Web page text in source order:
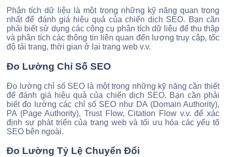
Phân tích dữ liệu là một trong những kỹ năng quan trọng
nhất để đánh giá hiệu quả của chiến dịch SEO. Bạn cần
phải biết sử dụng các công cụ phân tích dữ liệu để thu thập
và phân tích các thông tin liên quan đến lượng truy cập, tốc
độ tải trang, thời gian ở lại trang web v.v.
Đo Lường Chỉ Số SEO
Đo lường chỉ số SEO là một trong những kỹ năng cần thiết
để đánh giá hiệu quả của chiến dịch SEO. Bạn cần phải
biết đo lường các chỉ số SEO như DA (Domain Authority),
PA (Page Authority), Trust Flow, Citation Flow v.v. để xác
định sự phát triển của trang web và tối ưu hóa các yếu tố
SEO bên ngoài.
Đo Lường Tỷ Lệ Chuyển Đổi